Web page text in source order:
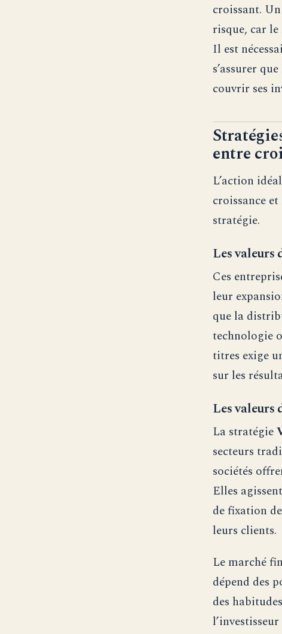
croissant.
risque, car
Il est
s’assurer
couvrir ses
entre
L’action
croissance
stratégie.
Les valeurs
Ces
leur
que la
technologie
titres exige
sur les
Les valeurs
La stratégie
secteurs
sociétés
Elles
de fixation
leurs clients.
Le marché
dépend des
des